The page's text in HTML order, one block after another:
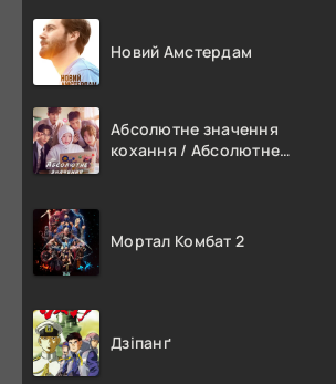
Новий Амстердам
Абсолютне значення
кохання / Абсолютне
Мортал Комбат 2
Дзіпанґ